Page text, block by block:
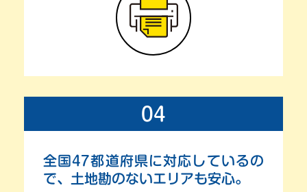
04
全国47都道府県に対応しているの
で、 土地勘のないエリアも安心。